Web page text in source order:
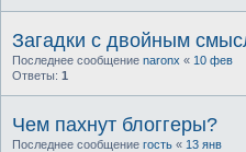
Загадки с двойным
Последнее сообщение naronx « 10 фев
Ответы: 1
Чем пахнут блоггеры?
Последнее сообщение гость « 13 янв